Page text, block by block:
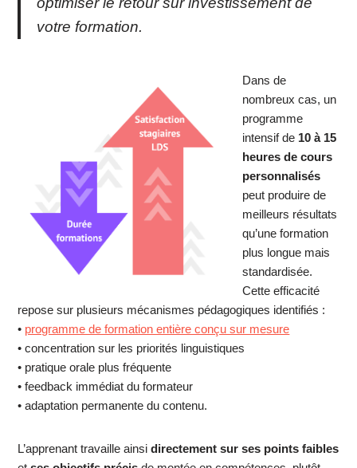
votre formation.
Dans de
nombreux cas, un
programme
intensif de 10 à 15
heures de cours
personnalisés
peut produire de
meilleurs résultats
qu’une formation
plus longue mais
standardisée.
Cette efficacité
repose sur plusieurs mécanismes pédagogiques identifiés :
• programme de formation entière conçu sur mesure
• concentration sur les priorités linguistiques
• pratique orale plus fréquente
• feedback immédiat du formateur
• adaptation permanente du contenu.
L’apprenant travaille ainsidirectement sur ses points faibles